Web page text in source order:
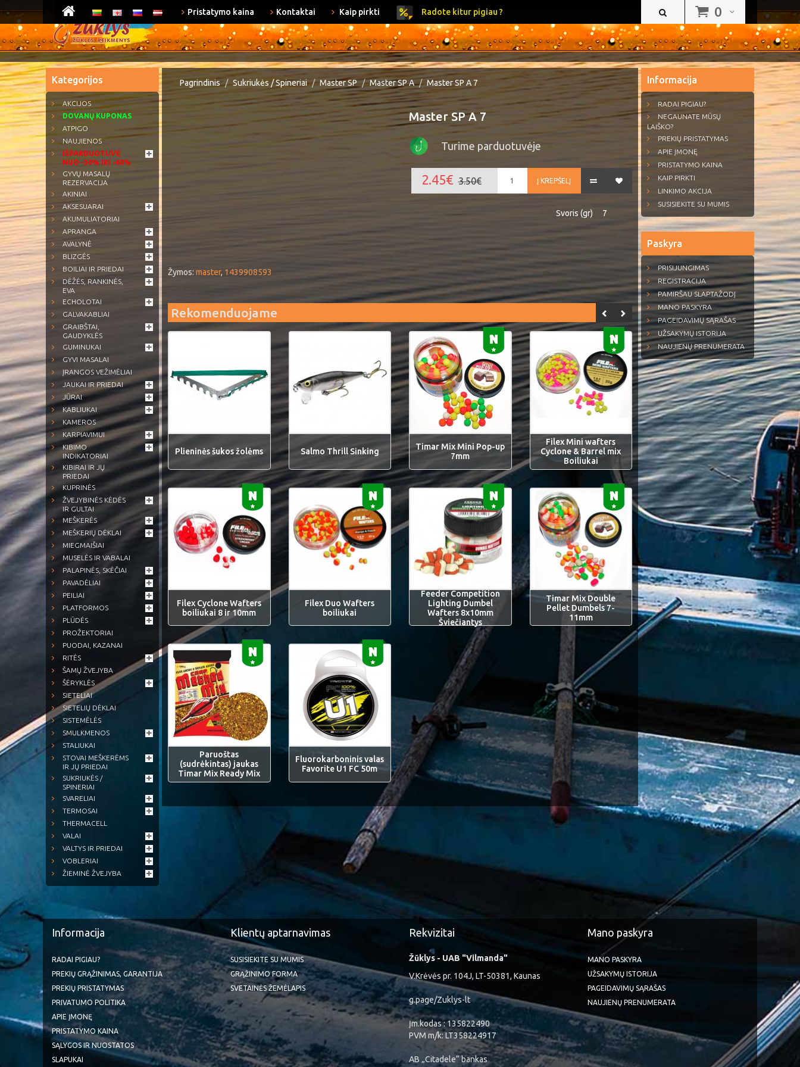
0
Pristatymo kaina Kontaktai Kaip pirkti Radote kitur pigiau ?
Kategorijos
AKCIJOS
DOVANŲ KUPONAS
ATPIGO
NAUJIENOS
IŠPARDUOTUVĖ
NUO -30% IKI -60%
GYVŲ MASALŲ
REZERVACIJA
AKINIAI
AKSESUARAI
AKUMULIATORIAI
APRANGA
AVALYNĖ
BLIZGĖS
BOILIAI IR PRIEDAI
DĖŽĖS, RANKINĖS,
EVA
ECHOLOTAI
GALVAKABLIAI
GRAIBŠTAI,
GAUDYKLĖS
GUMINUKAI
GYVI MASALAI
ĮRANGOS VEŽIMĖLIAI
JAUKAI IR PRIEDAI
JŪRAI
KABLIUKAI
KAMEROS
KARPIAVIMUI
KIBIMO
INDIKATORIAI
KIBIRAI IR JŲ
PRIEDAI
KUPRINĖS
ŽVEJYBINĖS KĖDĖS
IR GULTAI
MEŠKERĖS
MEŠKERIŲ DĖKLAI
MIEGMAIŠIAI
MUSELĖS IR VABALAI
PALAPINĖS, SKĖČIAI
PAVADĖLIAI
PEILIAI
PLATFORMOS
PLŪDĖS
PROŽEKTORIAI
PUODAI, KAZANAI
RITĖS
ŠAMŲ ŽVEJYBA
ŠĖRYKLĖS
SIETELIAI
SIETELIŲ DĖKLAI
SISTEMĖLĖS
SMULKMENOS
STALIUKAI
STOVAI MEŠKERĖMS
IR JŲ PRIEDAI
SUKRIUKĖS /
SPINERIAI
SVARELIAI
TERMOSAI
THERMACELL
VALAI
VALTYS IR PRIEDAI
VOBLERIAI
ŽIEMINĖ ŽVEJYBA
Pagrindinis Sukriukės / Spineriai Master SP Master SP A Master SP A 7
Master SP A 7
Turime parduotuvėje
Į KREPŠELĮ
2.45€ 3.50€
Svoris (gr) 7
Žymos: master, 1439908593
Rekomenduojame
Plieninės šukos žolėms Salmo Thrill Sinking
Timar Mix Mini Pop-up
7mm
Filex Mini wafters
Cyclone & Barrel mix
Boiliukai
Filex Cyclone Wafters
boiliukai 8 ir 10mm
Filex Duo Wafters
boiliukai
Feeder Competition
Lighting Dumbel
Wafters 8x10mm
Šviečiantys
Timar Mix Double
Pellet Dumbels 7-
11mm
Paruoštas
(sudrėkintas) jaukas
Timar Mix Ready Mix
Fluorokarboninis valas
Favorite U1 FC 50m
Informacija
RADAI PIGIAU?
NEGAUNATE MŪSŲ
LAIŠKO?
PREKIŲ PRISTATYMAS
APIE ĮMONĘ
PRISTATYMO KAINA
KAIP PIRKTI
LINKIMO AKCIJA
SUSISIEKITE SU MUMIS
Paskyra
PRISIJUNGIMAS
REGISTRACIJA
PAMIRŠAU SLAPTAŽODĮ
MANO PASKYRA
PAGEIDAVIMŲ SĄRAŠAS
UŽSAKYMŲ ISTORIJA
NAUJIENŲ PRENUMERATA
Informacija
RADAI PIGIAU?
PREKIŲ GRĄŽINIMAS, GARANTIJA
PREKIŲ PRISTATYMAS
PRIVATUMO POLITIKA
APIE ĮMONĘ
PRISTATYMO KAINA
SĄLYGOS IR NUOSTATOS
SLAPUKAI
Klientų aptarnavimas
SUSISIEKITE SU MUMIS
GRĄŽINIMO FORMA
SVETAINĖS ŽEMĖLAPIS
Rekvizitai
Žūklys - UAB "Vilmanda"
V.Krėvės pr. 104J, LT-50381, Kaunas
g.page/Zuklys-lt
Įm.kodas : 135822490
PVM m/k: LT358224917
AB „Citadele“ bankas
Mano paskyra
MANO PASKYRA
UŽSAKYMŲ ISTORIJA
PAGEIDAVIMŲ SĄRAŠAS
NAUJIENŲ PRENUMERATA